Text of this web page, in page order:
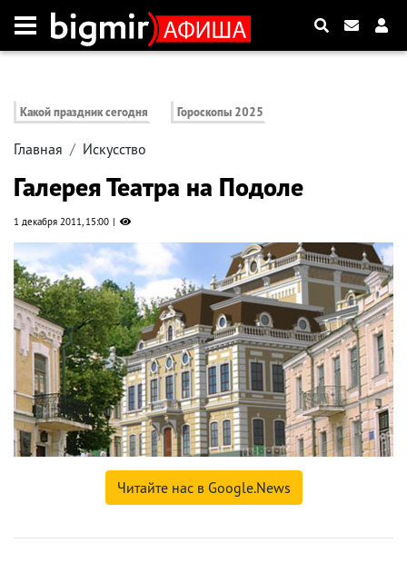
Какой праздник сегодня Гороскопы 2025
Главная Искусство
Галерея Театра на Подоле
1 декабря 2011, 15:00
Читайте нас в Google.News